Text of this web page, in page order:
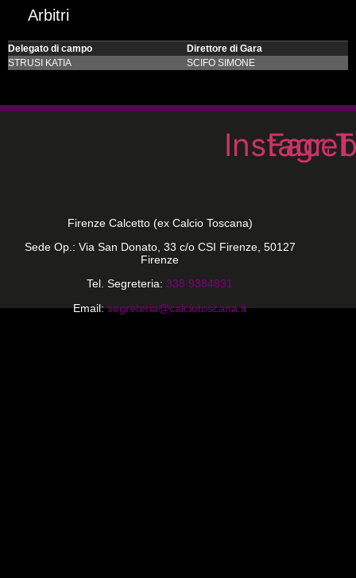
Arbitri
Delegato di campo
Direttore di Gara
STRUSI KATIA
SCIFO SIMONE
Firenze Calcetto (ex Calcio Toscana)
Sede Op.: Via San Donato, 33 c/o CSI Firenze, 50127
Firenze
Tel. Segreteria: 338 9384831
Email: segreteria@calciotoscana.it